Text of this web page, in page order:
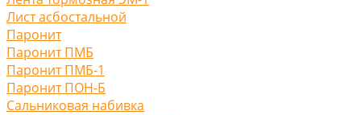
Лист асбостальной
Паронит
Паронит ПМБ
Паронит ПМБ-1
Паронит ПОН-Б
Сальниковая набивка